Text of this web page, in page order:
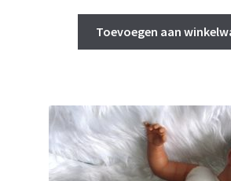
Toevoegen aan